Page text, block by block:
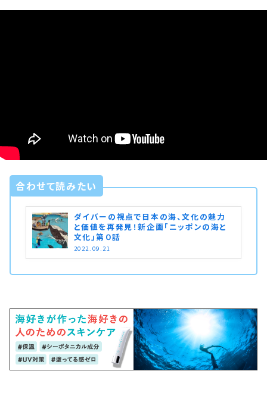
合わせて読みたい
ダイバーの視点で日本の海、文化の魅力
と価値を再発見！新企画「ニッポンの海と
文化」第０話
2022.09.21